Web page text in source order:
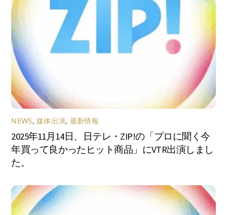
NEWS,媒体出演, 最新情報
2025年11月14日、日テレ・ZIP!の「プロに聞く今
年買って良かったヒット商品」にVTR出演しまし
た。